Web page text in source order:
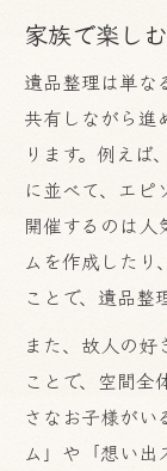
家族で楽し
遺品整理は単な
共有しながら進
ります。例えば
に並べて、エピ
開催するのは人
ムを作成したり
ことで、遺品整
また、故人の好
ことで、空間全
さなお子様がい
ム」や「想い出